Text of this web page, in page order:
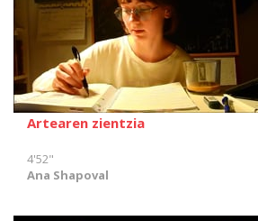
Artearen zientzia
4'52"
Ana Shapoval